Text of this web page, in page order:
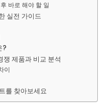
바로 해야 할 일
실전 가이드
?
쟁 제품과 비교 분석
이
를 찾아보세요